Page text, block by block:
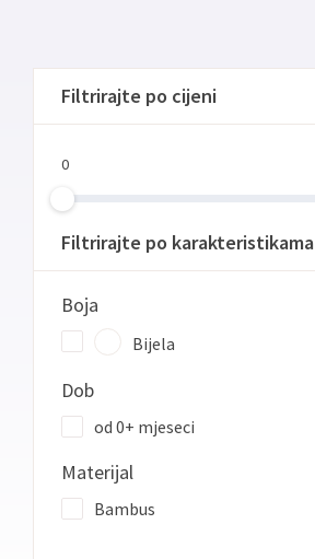
Filtrirajte po cijeni
0
Filtrirajte po karakteristikama
Boja
Bijela
Dob
od 0+ mjeseci
Materijal
Bambus